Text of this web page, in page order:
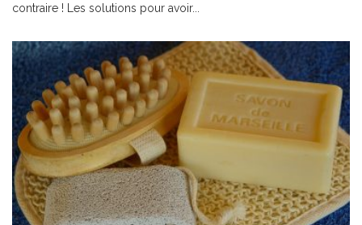
contraire ! Les solutions pour avoir...